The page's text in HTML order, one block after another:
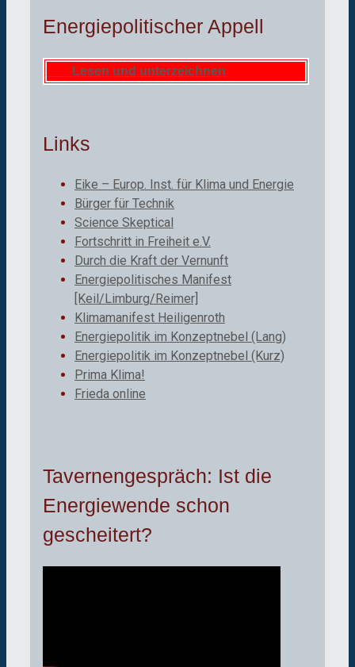
Energiepolitischer Appell
Lesen und unterzeichnen
Links
Eike – Europ. Inst. für Klima und Energie
Bürger für Technik
Science Skeptical
Fortschritt in Freiheit e.V.
Durch die Kraft der Vernunft
Energiepolitisches Manifest
[Keil/Limburg/Reimer]
Klimamanifest Heiligenroth
Energiepolitik im Konzeptnebel (Lang)
Energiepolitik im Konzeptnebel (Kurz)
Prima Klima!
Frieda online
Tavernengespräch: Ist die
Energiewende schon
gescheitert?